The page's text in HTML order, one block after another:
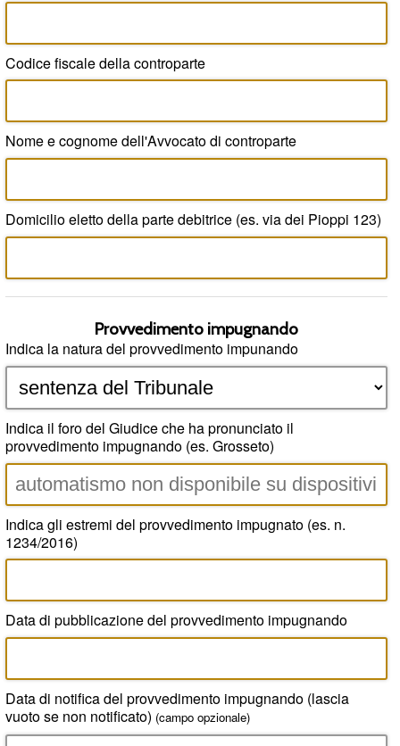
Codice fiscale della controparte
Nome e cognome dell'Avvocato di controparte
Domicilio eletto della parte debitrice (es. via dei Pioppi 123)
Provvedimento impugnando
Indica la natura del provvedimento impunando
Indica il foro del Giudice che ha pronunciato il
provvedimento impugnando (es. Grosseto)
Indica gli estremi del provvedimento impugnato (es. n.
1234/2016)
Data di pubblicazione del provvedimento impugnando
Data di notifica del provvedimento impugnando (lascia
vuoto se non notificato) (campo opzionale)